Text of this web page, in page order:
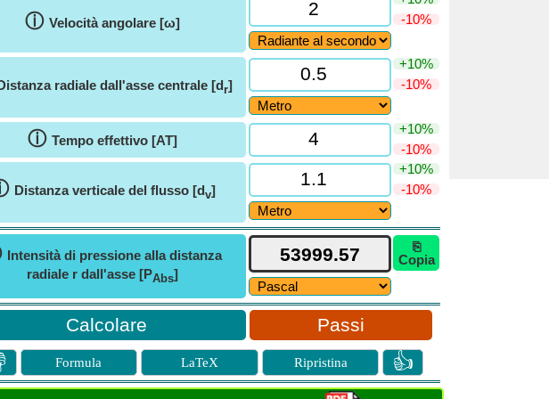
ⓘ Velocità angolare [ω]
-10%
radiale dall'asse centrale [dr]
+10%
-10%
ⓘ Tempo effettivo [AT]
+10%
-10%
Distanza verticale del flusso [dv]
+10%
-10%
Intensità di pressione alla distanza
radiale r dall'asse [PAbs]
⎘
Copia
Passi
Formula LaTeX Ripristina 👍